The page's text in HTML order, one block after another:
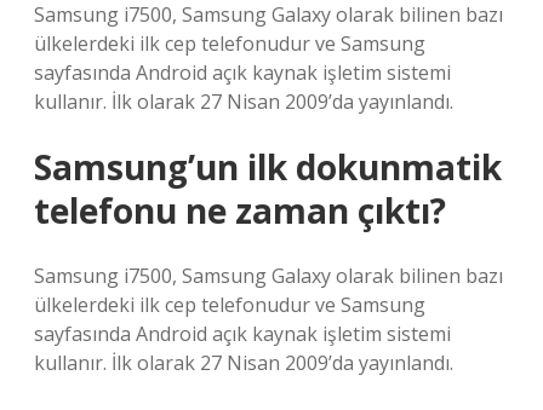
Samsung i7500, Samsung Galaxy olarak bilinen bazı
ülkelerdeki ilk cep telefonudur ve Samsung
sayfasında Android açık kaynak işletim sistemi
kullanır. İlk olarak 27 Nisan 2009’da yayınlandı.
Samsung’un ilk dokunmatik
telefonu ne zaman çıktı?
Samsung i7500, Samsung Galaxy olarak bilinen bazı
ülkelerdeki ilk cep telefonudur ve Samsung
sayfasında Android açık kaynak işletim sistemi
kullanır. İlk olarak 27 Nisan 2009’da yayınlandı.